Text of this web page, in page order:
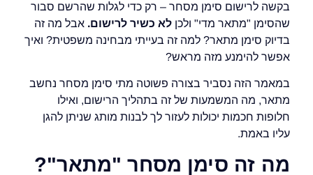
בקשה לרישום סימן מסחר – רק כדי לגלות שהרשם סבור
שהסימן "מתאר מדי" ולכן לא כשיר לרישום. אבל מה זה
בדיוק סימן מתאר? למה זה בעייתי מבחינה משפטית? ואיך
אפשר להימנע מזה מראש?
במאמר הזה נסביר בצורה פשוטה מתי סימן מסחר נחשב
מתאר, מה המשמעות של זה בתהליך הרישום, ואילו
חלופות חכמות יכולות לעזור לך לבנות מותג שניתן להגן
עליו באמת.
מה זה סימן מסחר "מתאר"?